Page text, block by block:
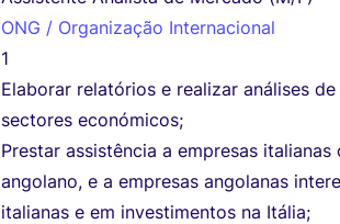
ONG / Organização Internacional
1
Elaborar relatórios e realizar análises
sectores económicos;
Prestar assistência a empresas
angolano, e a empresas angolanas
italianas e em investimentos na Itália;